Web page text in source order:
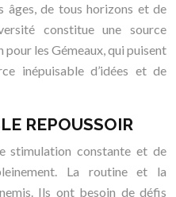
âges, de tous horizons et de
constitue une source
pour les Gémeaux, qui puisent
inépuisable d’idées et de
REPOUSSOIR
stimulation constante et de
La routine et la
Ils ont besoin de défis